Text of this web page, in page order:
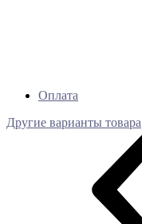
Оплата
Другие варианты товара